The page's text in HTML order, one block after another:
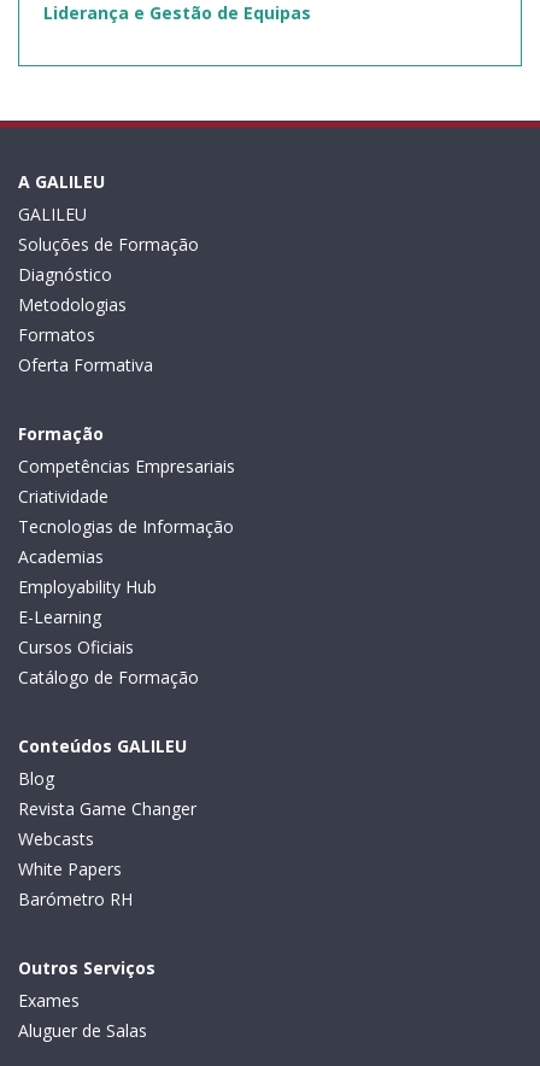
Liderança e Gestão de Equipas
A GALILEU
GALILEU
Soluções de Formação
Diagnóstico
Metodologias
Formatos
Oferta Formativa
Formação
Competências Empresariais
Criatividade
Tecnologias de Informação
Academias
Employability Hub
E-Learning
Cursos Oficiais
Catálogo de Formação
Conteúdos GALILEU
Blog
Revista Game Changer
Webcasts
White Papers
Barómetro RH
Outros Serviços
Exames
Aluguer de Salas